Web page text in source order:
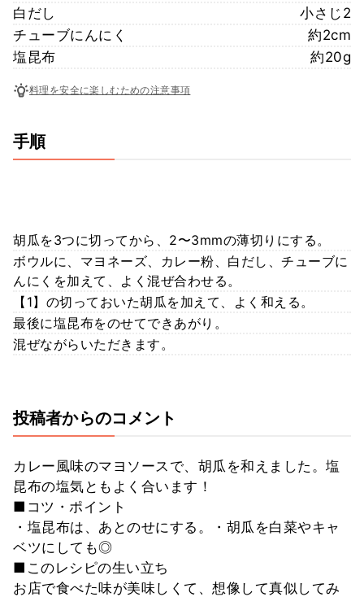
白だし
小さじ2
チューブにんにく
約2cm
塩昆布
約20g
料理を安全に楽しむための注意事項
手順
胡瓜を3つに切ってから、2〜3mmの薄切りにする。
ボウルに、マヨネーズ、カレー粉、白だし、チューブに
んにくを加えて、よく混ぜ合わせる。
【1】の切っておいた胡瓜を加えて、よく和える。
最後に塩昆布をのせてできあがり。
混ぜながらいただきます。
投稿者からのコメント
カレー風味のマヨソースで、胡瓜を和えました。塩
昆布の塩気ともよく合います！
■コツ・ポイント
・塩昆布は、あとのせにする。・胡瓜を白菜やキャ
ベツにしても◎
■このレシピの生い立ち
お店で食べた味が美味しくて、想像して真似してみ